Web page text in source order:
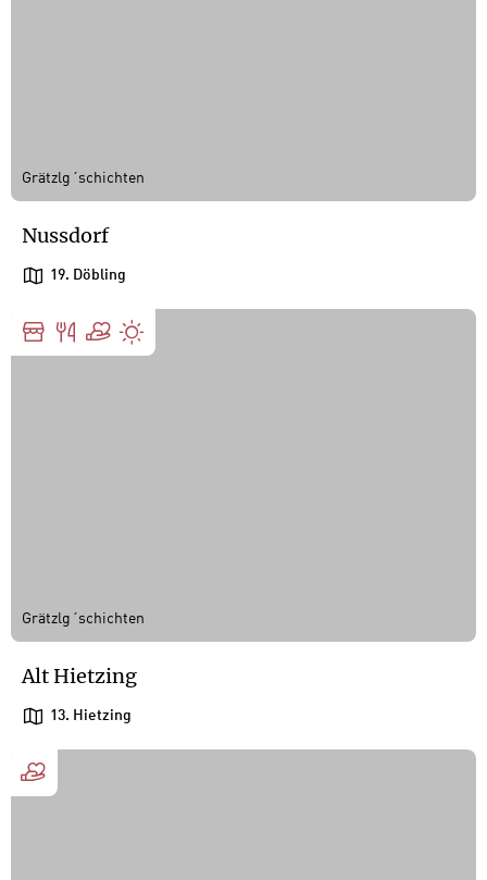
Grätzlg´schichten
Nussdorf
19. Döbling
Grätzlg´schichten
Alt Hietzing
13. Hietzing